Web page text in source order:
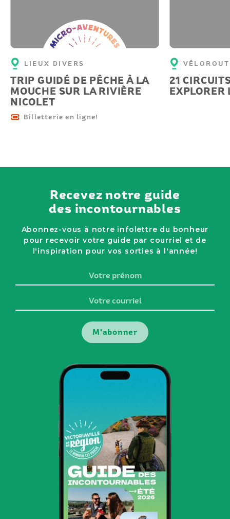
Micro-
aventure
LIEUX DIVERS
TRIP GUIDÉ DE PÊCHE À LA
MOUCHE SUR LA RIVIÈRE
NICOLET
Billetterie en ligne!
21
EXPLORER
Recevez notre guide
des incontournables
Abonnez-vous à notre infolettre du bonheur
pour recevoir votre guide par courriel et de
l'inspiration pour vos sorties à l'année!
prénom
courriel